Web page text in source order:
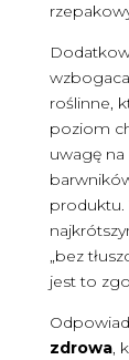
roślinne,
poziom
uwagę
produktu.
„bez
jest to
zdrowa,